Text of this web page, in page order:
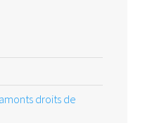
droits de